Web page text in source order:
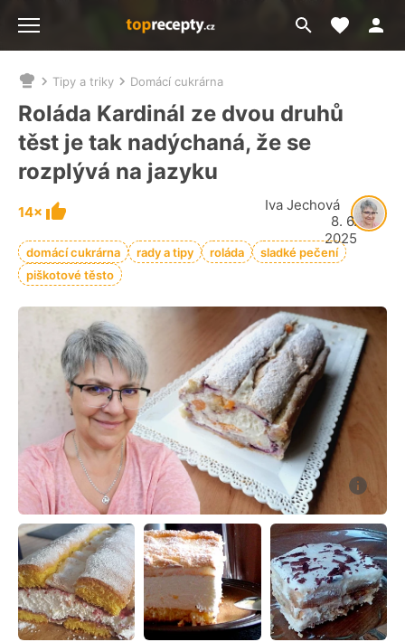
Přejít
na
Moje
Nacházíte
se
zde:
Tipy a triky Domácí cukrárna
Roláda Kardinál ze dvou druhů
těst je tak nadýchaná, že se
rozplývá na jazyku
14×
Iva Jechová
8. 6.
2025
domácí cukrárna rady a tipy roláda
sladké pečení
piškotové těsto